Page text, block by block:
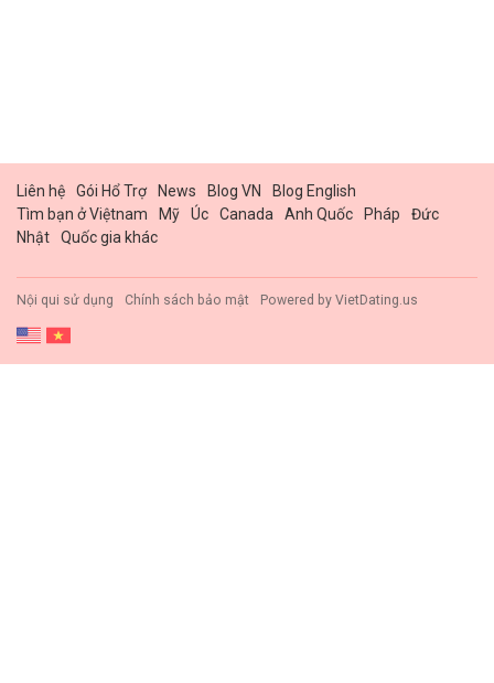
Liên hệ Gói Hổ Trợ News Blog VN
Blog English
Tìm bạn ở Việtnam
Mỹ Úc Canada Anh Quốc Pháp
Đức
Nhật
Quốc gia khác
Nội qui sử dụng Chính sách bảo mật Powered by VietDating.us